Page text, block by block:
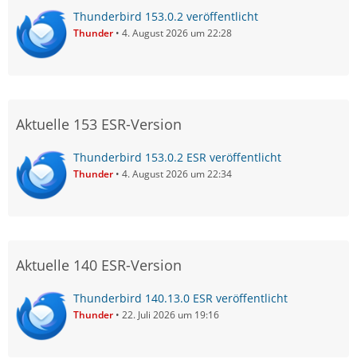
Thunderbird 153.0.2 veröffentlicht
Thunder 4. August 2026 um 22:28
Aktuelle 153 ESR-Version
Thunderbird 153.0.2 ESR veröffentlicht
Thunder 4. August 2026 um 22:34
Aktuelle 140 ESR-Version
Thunderbird 140.13.0 ESR veröffentlicht
Thunder 22. Juli 2026 um 19:16